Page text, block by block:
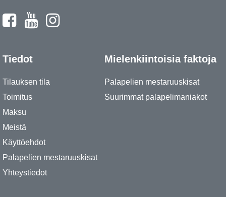
Tiedot
Tilauksen tila
Toimitus
Maksu
Meistä
Käyttöehdot
Palapelien mestaruuskisat
Yhteystiedot
Mielenkiintoisia faktoja
Palapelien mestaruuskisat
Suurimmat palapelimaniakot